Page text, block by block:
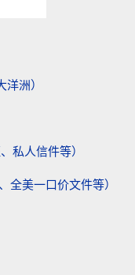
洲）
私人信件等）
全美一口价文件等）